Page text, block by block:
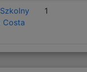
Costa
1